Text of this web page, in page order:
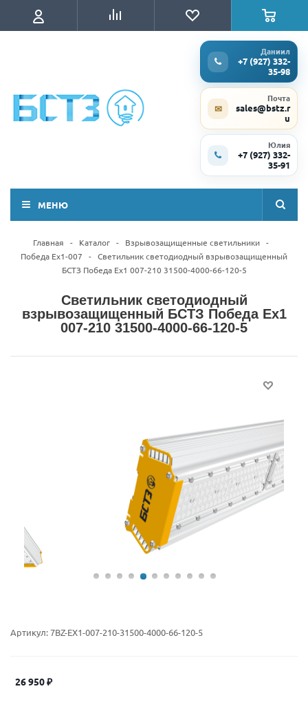
Даниил
+7 (927) 332-
35-98
✉
Почта
sales@bstz.r
u
Юлия
+7 (927) 332-
35-91
МЕНЮ
Главная - Каталог - Взрывозащищенные светильники -
Победа Ex1-007
- Светильник светодиодный взрывозащищенный
БСТЗ Победа Ex1 007-210 31500-4000-66-120-5
Светильник светодиодный
взрывозащищенный БСТЗ Победа Ex1
007-210 31500-4000-66-120-5
Артикул:7BZ-EX1-007-210-31500-4000-66-120-5
26 950₽